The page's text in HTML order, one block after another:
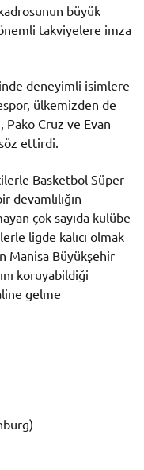
büyük
takviyelere imza
deneyimli isimlere
ülkemizden de
Pako Cruz ve Evan
ettirdi.
Basketbol Süper
devamlılığın
çok sayıda kulübe
ligde kalıcı olmak
Manisa Büyükşehir
koruyabildiği
gelme